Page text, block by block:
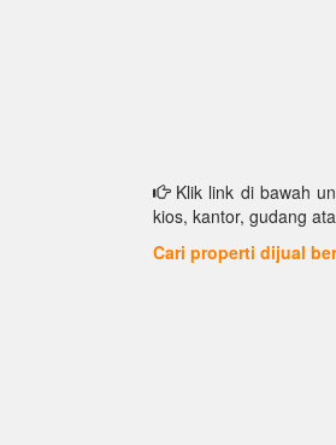
Klik link di bawah
kios, kantor, gudang
Cari properti dijual